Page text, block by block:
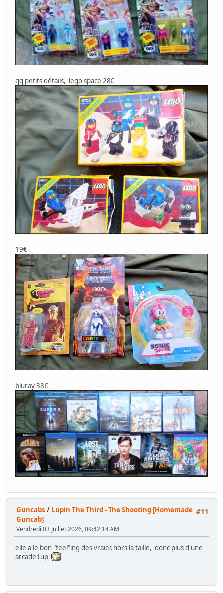
qq petits détails, lego space 28€
19€
bluray 38€
#11
Guncabs / Lupin The Third - The Shooting [Homemade
Guncab]
Vendredi 03 Juillet 2026, 09:42:14 AM
elle a le bon "feel"ing des vraies hors la taille, donc plus d'une
arcade1up